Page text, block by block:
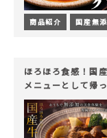
商品紹介 国産無
ほろほろ食感！国
メニューとして帰